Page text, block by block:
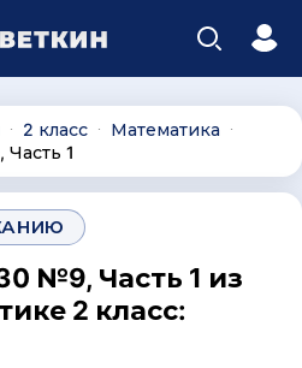
∙ 2 класс ∙ Математика ∙
1
№9, Часть 1 из
2 класс: